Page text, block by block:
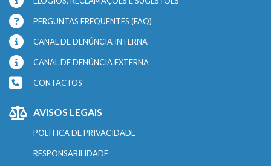
PERGUNTAS FREQUENTES (FAQ)
CANAL DE DENÚNCIA INTERNA
CANAL DE DENÚNCIA EXTERNA
CONTACTOS
AVISOS LEGAIS
POLÍTICA DE PRIVACIDADE
RESPONSABILIDADE